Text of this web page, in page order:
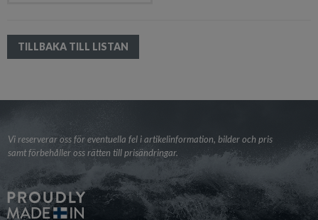
TILLBAKA TILL LISTAN
Vi reserverar oss för eventuella fel i artikelinformation, bilder och pris
samt förbehåller oss rätten till prisändringar.